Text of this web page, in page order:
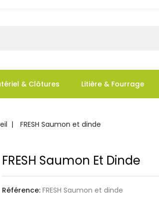
& Clôtures Litière & Fourrage
FRESH Saumon et dinde
FRESH Saumon Et Dinde
Référence: FRESH Saumon et dinde